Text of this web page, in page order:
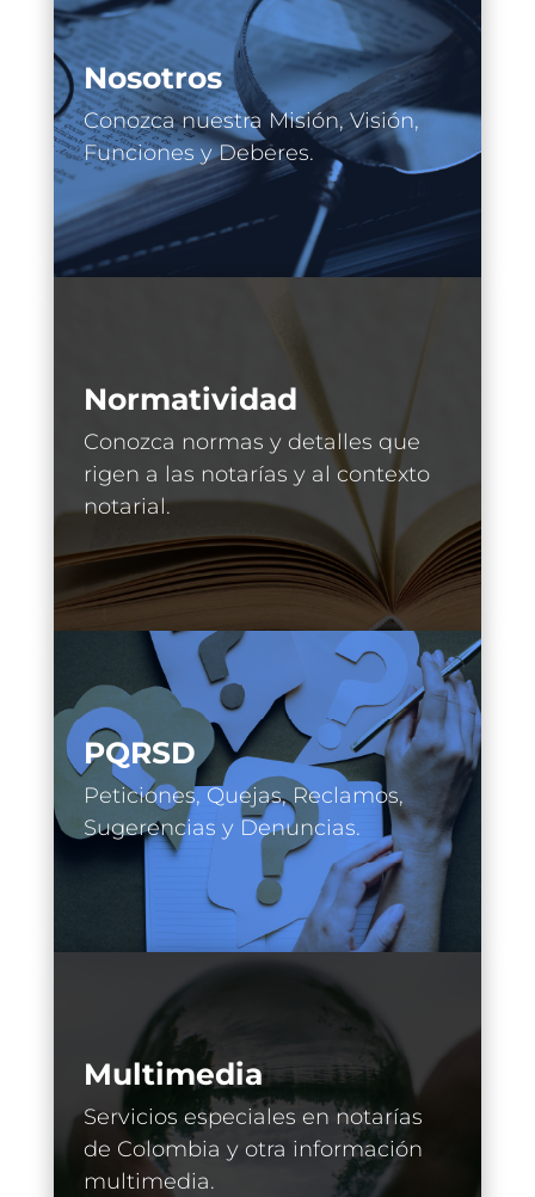
Nosotros
Conozca nuestra Misión, Visión,
Funciones y Deberes.
Normatividad
Conozca normas y detalles que
rigen a las notarías y al contexto
notarial.
PQRSD
Peticiones, Quejas, Reclamos,
Sugerencias y Denuncias.
Multimedia
Servicios especiales en notarías
de Colombia y otra información
multimedia.